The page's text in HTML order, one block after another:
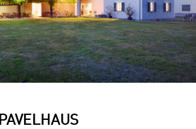
PAVELHAUS